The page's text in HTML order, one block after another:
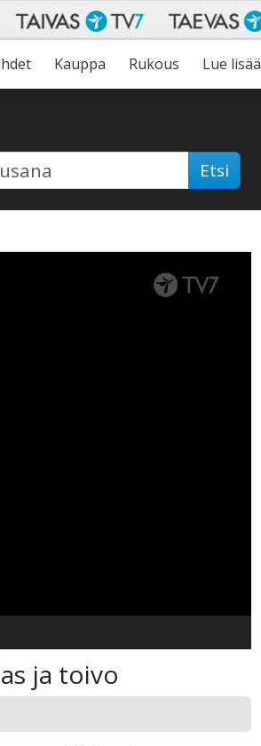
Kauppa Rukous Lue lisää
Etsi
ja toivo